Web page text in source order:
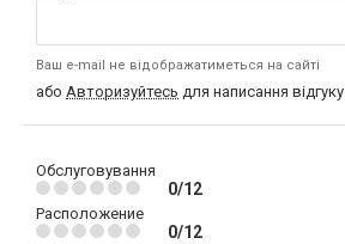
Ваш e-mail не відображатиметься на сайті
або Авторизуйтесь для написання відгуку
Обслуговування
0/12
Расположение
0/12